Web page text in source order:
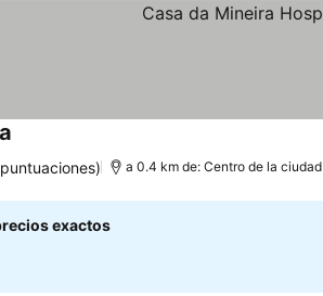
a 0.4 km de: Centro de la ciudad
exactos